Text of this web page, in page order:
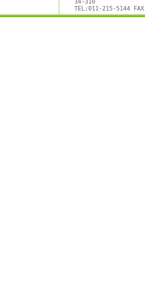
34-310
TEL:011-215-5144